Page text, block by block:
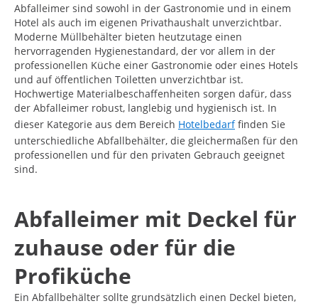
Abfalleimer sind sowohl in der Gastronomie und in einem
Hotel als auch im eigenen Privathaushalt unverzichtbar.
Moderne Müllbehälter bieten heutzutage einen
hervorragenden Hygienestandard, der vor allem in der
professionellen Küche einer Gastronomie oder eines Hotels
und auf öffentlichen Toiletten unverzichtbar ist.
Hochwertige Materialbeschaffenheiten sorgen dafür, dass
der Abfalleimer robust, langlebig und hygienisch ist. In
dieser Kategorie aus dem Bereich Hotelbedarffinden Sie
unterschiedliche Abfallbehälter, die gleichermaßen für den
professionellen und für den privaten Gebrauch geeignet
sind.
Abfalleimer mit Deckel für
zuhause oder für die
Profiküche
Ein Abfallbehälter sollte grundsätzlich einen Deckel bieten,